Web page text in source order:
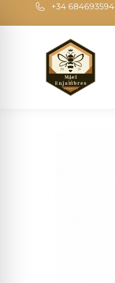
+34 684693594